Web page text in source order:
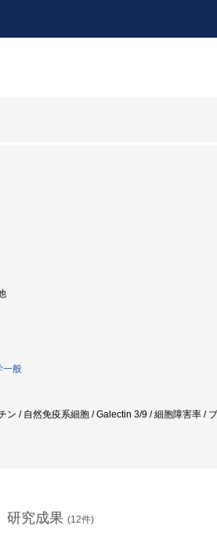
一般
/ 自然免疫系細胞 / Galectin 3/9 / 細胞障害率 /
研究成果 (12件)